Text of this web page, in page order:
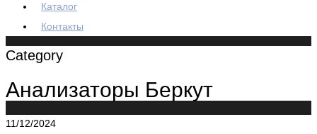
Каталог
Контакты
Category
Анализаторы Беркут
11/12/2024